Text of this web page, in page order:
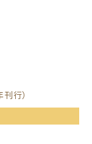
行）